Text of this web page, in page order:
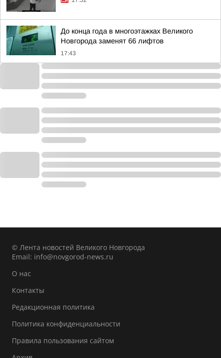
До конца года в многоэтажках Великого
Новгорода заменят 66 лифтов
17:43
© Лента новостей Великого Новгорода
Email: info@novgorod-news.ru
О нас
Контакты
Редакционная политика
Политика конфиденциальности
Правила пользования сайтом